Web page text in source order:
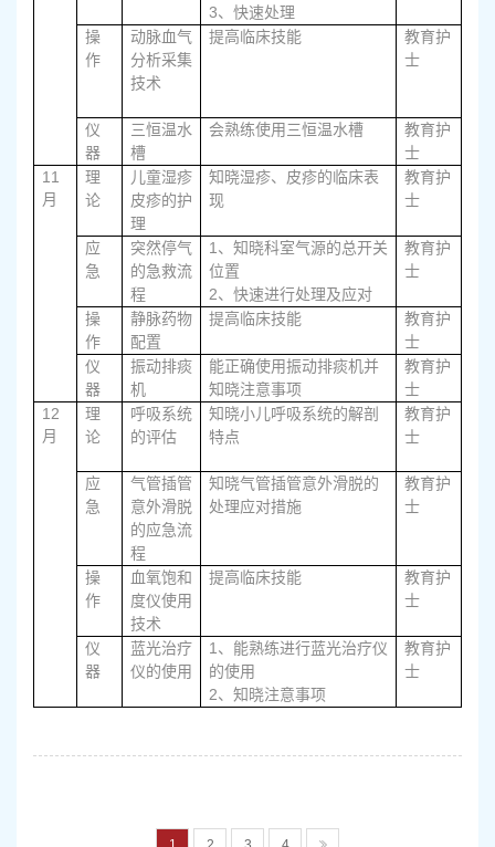
3、 快速处理
操
作
动脉血气
分析采集
技术
提高临床技能
教育护
士
仪
器
三恒温水
槽
会熟练使用三恒温水槽
教育护
士
11
月
理
论
儿童湿疹
皮疹的护
理
知晓湿疹、皮疹的临床表
现
教育护
士
应
急
突然停气
的急救流
程
1、 知晓科室气源的总开关
位置
2、 快速进行处理及应对
教育护
士
操
作
静脉药物
配置
提高临床技能
教育护
士
仪
器
振动排痰
机
能正确使用振动排痰机并
知晓注意事项
教育护
士
12
月
理
论
呼吸系统
的评估
知晓小儿呼吸系统的解剖
特点
教育护
士
应
急
气管插管
意外滑脱
的应急流
程
知晓气管插管意外滑脱的
处理应对措施
教育护
士
操
作
血氧饱和
度仪使用
技术
提高临床技能
教育护
士
仪
器
蓝光治疗
仪的使用
1 、能熟练进行蓝光治疗仪
的使用
2、知晓注意事项
教育护
士